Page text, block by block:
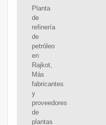
Planta
de
refinería
de
petróleo
en
Rajkot,
Más
fabricantes
y
proveedores
de
plantas